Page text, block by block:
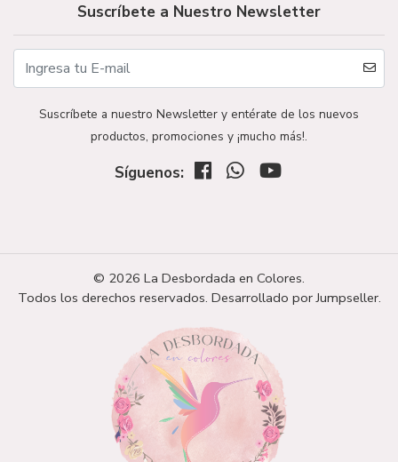
Suscríbete a Nuestro Newsletter
Suscríbete a nuestro Newsletter y entérate de los nuevos
productos, promociones y ¡mucho más!.
Síguenos:
© 2026 La Desbordada en Colores.
Todos los derechos reservados. Desarrollado por Jumpseller.